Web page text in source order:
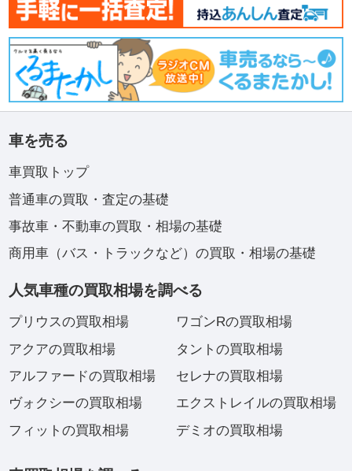
車を売る
車買取トップ
普通車の買取・査定の基礎
事故車・不動車の買取・相場の基礎
商用車（バス・トラックなど）の買取・相場の基礎
人気車種の買取相場を調べる
プリウスの買取相場
アクアの買取相場
アルファードの買取相場
ヴォクシーの買取相場
フィットの買取相場
ワゴンRの買取相場
タントの買取相場
セレナの買取相場
エクストレイルの買取相場
デミオの買取相場